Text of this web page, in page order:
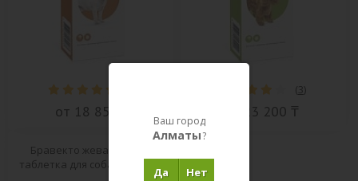
от 18 850 ₸
( 3)
от 23 200 ₸
Бравекто жевательная
таблетка для собак 40-56 кг.
Ваш город
Алматы?
Нет
Да